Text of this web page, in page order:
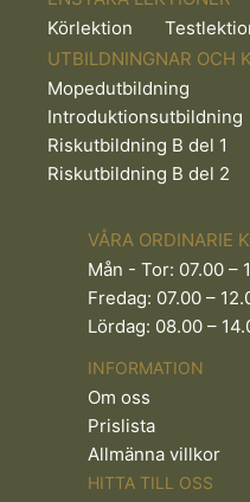
Körlektion
UTBILDNINGNAR OCH
Mopedutbildning
Introduktionsutbildning
Riskutbildning B del 1
Riskutbildning B del 2
VÅRA ORDINARIE
Mån - Tor: 07.00 –
Fredag: 07.00 –
Lördag: 08.00 –
HITTA TILL OSS
INFORMATION
Om oss
Prislista
Allmänna villkor